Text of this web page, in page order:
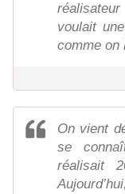
voulait
comme on
On vient
se
réalisait